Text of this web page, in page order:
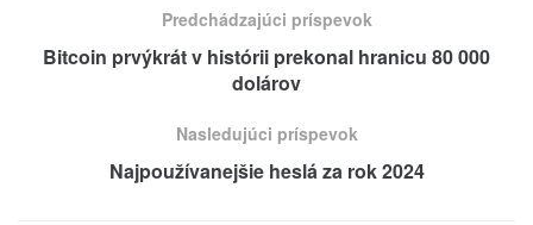
Predchádzajúci príspevok
Bitcoin prvýkrát v histórii prekonal hranicu 80 000
dolárov
Nasledujúci príspevok
Najpoužívanejšie heslá za rok 2024